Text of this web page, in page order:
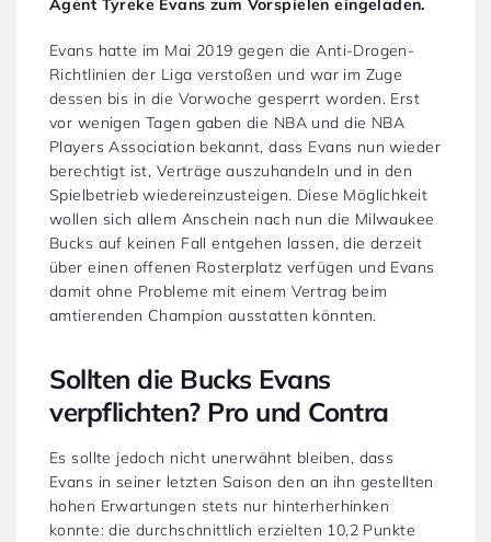
Agent Tyreke Evans zum Vorspielen eingeladen.
Evans hatte im Mai 2019 gegen die Anti-Drogen-
Richtlinien der Liga verstoßen und war im Zuge
dessen bis in die Vorwoche gesperrt worden. Erst
vor wenigen Tagen gaben die NBA und die NBA
Players Association bekannt, dass Evans nun wieder
berechtigt ist, Verträge auszuhandeln und in den
Spielbetrieb wiedereinzusteigen. Diese Möglichkeit
wollen sich allem Anschein nach nun die Milwaukee
Bucks auf keinen Fall entgehen lassen, die derzeit
über einen offenen Rosterplatz verfügen und Evans
damit ohne Probleme mit einem Vertrag beim
amtierenden Champion ausstatten könnten.
Sollten die Bucks Evans
verpflichten? Pro und Contra
Es sollte jedoch nicht unerwähnt bleiben, dass
Evans in seiner letzten Saison den an ihn gestellten
hohen Erwartungen stets nur hinterherhinken
konnte: die durchschnittlich erzielten 10,2 Punkte